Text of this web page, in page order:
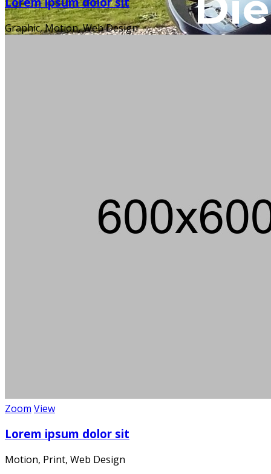
Graphic, Motion, Web Design
Zoom View
Lorem ipsum dolor sit
Motion, Print, Web Design